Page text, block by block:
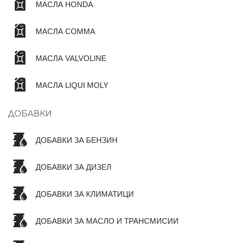
МАСЛА HONDA
МАСЛА COMMA
МАСЛА VALVOLINE
МАСЛА LIQUI MOLY
ДОБАВКИ
ДОБАВКИ ЗА БЕНЗИН
ДОБАВКИ ЗА ДИЗЕЛ
ДОБАВКИ ЗА КЛИМАТИЦИ
ДОБАВКИ ЗА МАСЛО И ТРАНСМИСИИ